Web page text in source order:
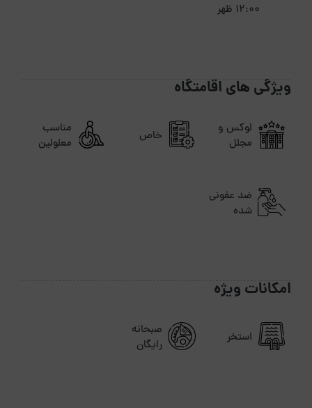
12:00 ظهر
ویژگی های اقامتگاه
لوکس و
مجلل
خاص
مناسب
معلولین
ضد عفونی
شده
امکانات ویژه
استخر
صبحانه
رایگان